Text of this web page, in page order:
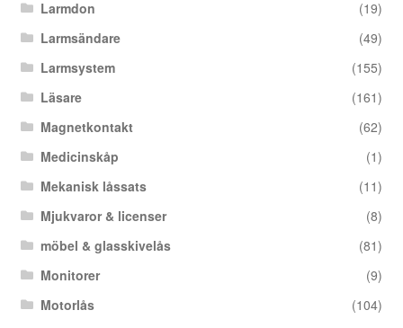
Larmdon
(19)
Larmsändare
(49)
Larmsystem
(155)
Läsare
(161)
Magnetkontakt
(62)
Medicinskåp
(1)
Mekanisk låssats
(11)
Mjukvaror & licenser
(8)
möbel & glasskivelås
(81)
Monitorer
(9)
Motorlås
(104)